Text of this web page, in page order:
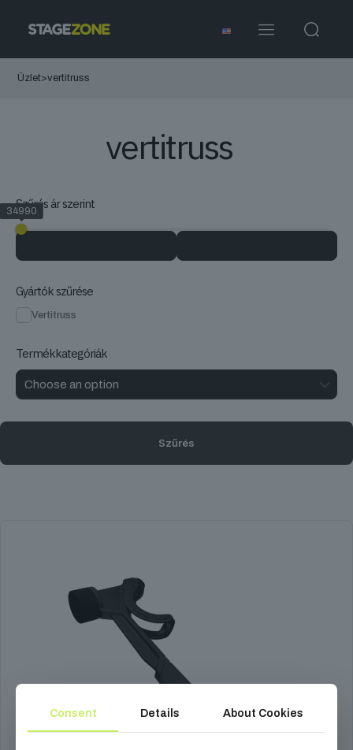
Üzlet>vertitruss
vertitruss
Szűrés ár szerint
34990
34990
Gyártók szűrése
Vertitruss
Termékkategóriák
Szűrés
Consent Details About Cookies